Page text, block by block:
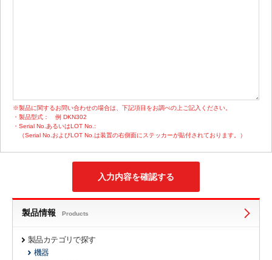
※製品に関するお問い合わせの場合は、下記項目をお調べの上ご記入ください。
・製品型式：
例 DKN302
・Serial No.あるいはLOT No.:
（Serial No.およびLOT No.は装置の右側面にステッカーが貼付されております。）
製品情報 Products
製品カテゴリで探す
機器